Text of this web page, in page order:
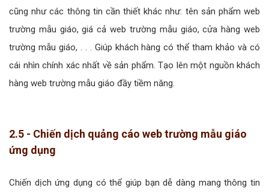
cũng như các thông tin cần thiết khác như: tên sản phẩm web
trường mẫu giáo, giá cả web trường mẫu giáo, cửa hàng web
trường mẫu giáo, . . . Giúp khách hàng có thể tham khảo và có
cái nhìn chính xác nhất về sản phẩm. Tạo lên một nguồn khách
hàng web trường mẫu giáo đầy tiềm năng.
2.5 - Chiến dịch quảng cáo web trường mẫu giáo
ứng dụng
Chiến dịch ứng dụng có thể giúp bạn dễ dàng mang thông tin